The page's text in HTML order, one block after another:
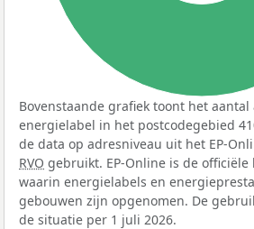
Bovenstaande grafiek toont het
energielabel in het postcodegebied
de data op adresniveau uit het EP-
RVO gebruikt. EP-Online is de
waarin energielabels en
gebouwen zijn opgenomen. De
de situatie per 1 juli 2026.